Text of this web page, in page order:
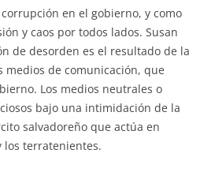
en el gobierno, y como
y caos por todos lados. Susan
de desorden es el resultado de la
de comunicación, que
Los medios neutrales o
bajo una intimidación de la
salvadoreño que actúa en
los terratenientes.